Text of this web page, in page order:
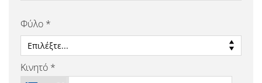
Φύλο *
Κινητό *